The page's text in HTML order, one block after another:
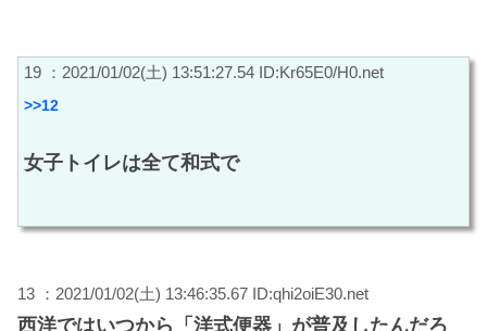
19 ：2021/01/02(土) 13:51:27.54 ID:Kr65E0/H0.net
>>12
女子トイレは全て和式で
13 ：2021/01/02(土) 13:46:35.67 ID:qhi2oiE30.net
西洋ではいつから「洋式便器」が普及したんだろ